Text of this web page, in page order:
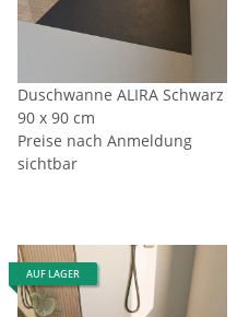
Duschwanne ALIRA Schwarz
90 x 90 cm
Preise nach Anmeldung
sichtbar
AUF LAGER